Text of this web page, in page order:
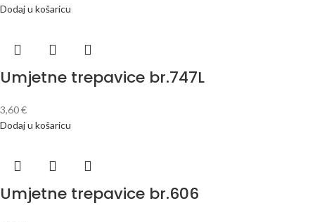
Dodaj u košaricu
Umjetne trepavice br.747L
3,60€
Dodaj u košaricu
Umjetne trepavice br.606